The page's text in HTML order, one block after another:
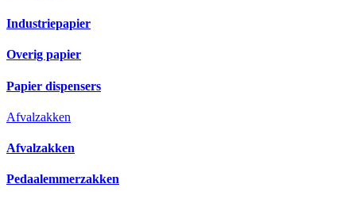
Industriepapier
Overig papier
Papier dispensers
Afvalzakken
Afvalzakken
Pedaalemmerzakken